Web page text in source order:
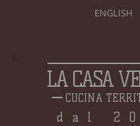
ENGLISH
LA CASA
CUCINA
dal